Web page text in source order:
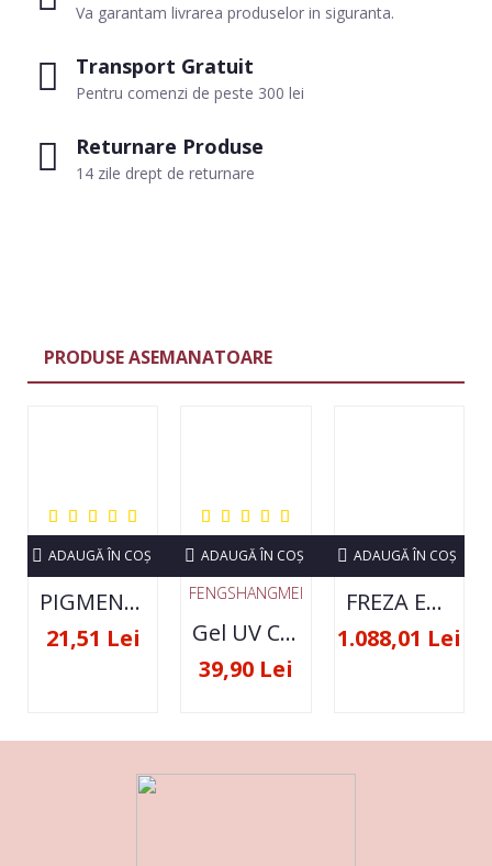
Va garantam livrarea produselor in siguranta.
Transport Gratuit
Pentru comenzi de peste 300 lei
Returnare Produse
14 zile drept de returnare
PRODUSE ASEMANATOARE
PIGMENT NEON SET 12 CULORI
21,51 Lei
ADAUGĂ ÎN COŞ
FENGSHANGMEI
Gel UV Constructie FSM 50ML - 07
39,90 Lei
ADAUGĂ ÎN COŞ
FREZA ELECTRICA STRONG 210 35000 RPM- ORIGINALA
1.088,01 Lei
ADAUGĂ ÎN COŞ